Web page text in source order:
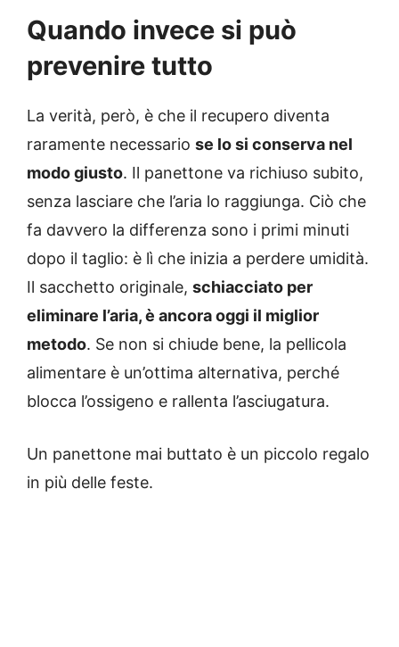
Quando invece si può
prevenire tutto
La verità, però, è che il recupero diventa
raramente necessario se lo si conserva nel
modo giusto. Il panettone va richiuso subito,
senza lasciare che l’aria lo raggiunga. Ciò che
fa davvero la differenza sono i primi minuti
dopo il taglio: è lì che inizia a perdere umidità.
Il sacchetto originale, schiacciato per
eliminare l’aria, è ancora oggi il miglior
metodo. Se non si chiude bene, la pellicola
alimentare è un’ottima alternativa, perché
blocca l’ossigeno e rallenta l’asciugatura.
Un panettone mai buttato è un piccolo regalo
in più delle feste.